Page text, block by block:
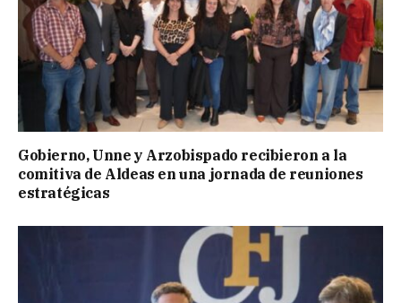
Gobierno, Unne y Arzobispado recibieron a la
comitiva de Aldeas en una jornada de reuniones
estratégicas